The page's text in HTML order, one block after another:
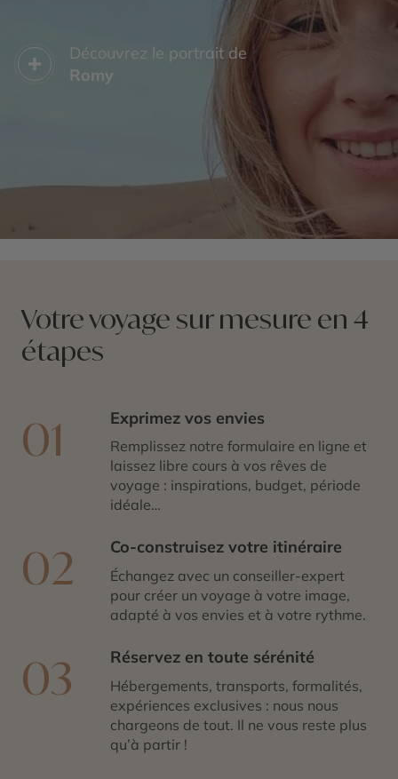
Découvrez le portrait de
Romy
Votre voyage sur mesure en 4
étapes
01 Exprimez vos envies
Remplissez notre formulaire en ligne et
laissez libre cours à vos rêves de
voyage : inspirations, budget, période
idéale…
02 Co-construisez votre itinéraire
Échangez avec un conseiller-expert
pour créer un voyage à votre image,
adapté à vos envies et à votre rythme.
03 Réservez en toute sérénité
Hébergements, transports, formalités,
expériences exclusives : nous nous
chargeons de tout. Il ne vous reste plus
qu’à partir !